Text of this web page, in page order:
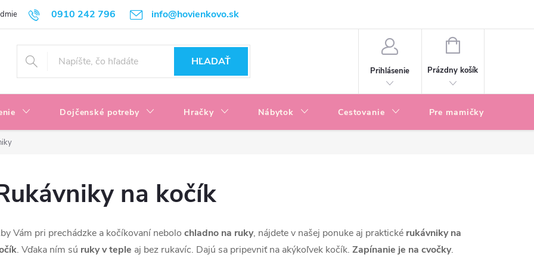
0910 242 796 info@hovienkovo.sk
Podmienky ochrany osobných údajov Reklamačné podmienky
HĽADAŤ
Prihlásenie
NÁKUPNÝ
Prázdny košík
Dojčenské potreby Hračky Nábytok Cestovanie Pre mamičky
na kočík
Vám pri prechádzke a kočíkovaní nebolo chladno na ruky, nájdete v našej ponuke aj praktické rukávniky na
. Vďaka ním sú ruky v teple aj bez rukavíc. Dajú sa pripevniť na akýkoľvek kočík. Zapínanie je na cvočky.